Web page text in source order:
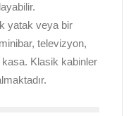
yatak veya bir
televizyon,
Klasik kabinler